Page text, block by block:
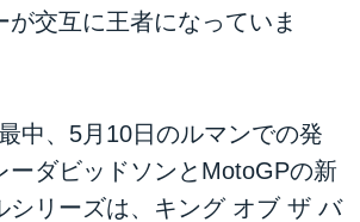
る"キング・オブ・ザ・バガー
ズ"。その好評ぶりを受け、2021
れるそうです！
が交互に王者になっていま
中、5月10日のルマンでの発
ーダビッドソンとMotoGPの新
シリーズは、キング オブ ザ バ